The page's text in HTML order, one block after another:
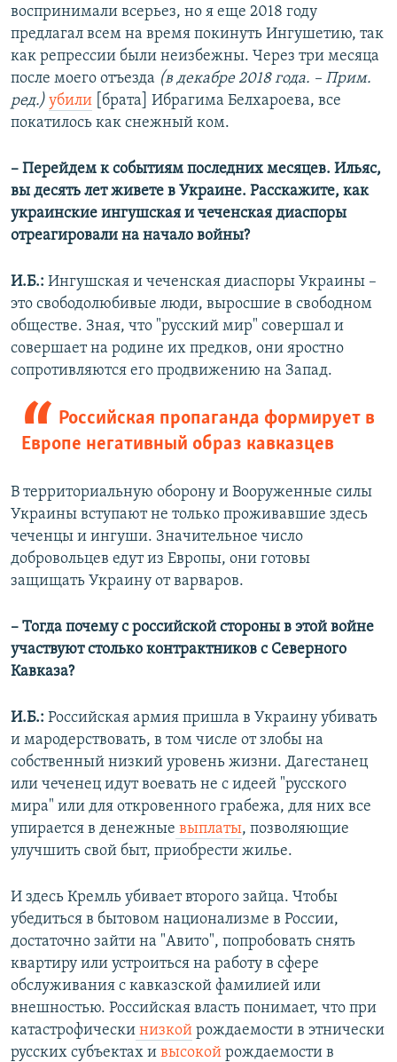
воспринимали всерьез, но я еще 2018 году
предлагал всем на время покинуть Ингушетию, так
как репрессии были неизбежны. Через три месяца
после моего отъезда (в декабре 2018 года. – Прим.
ред.) убили [брата] Ибрагима Белхароева, все
покатилось как снежный ком.
– Перейдем к событиям последних месяцев. Ильяс,
вы десять лет живете в Украине. Расскажите, как
украинские ингушская и чеченская диаспоры
отреагировали на начало войны?
И.Б.: Ингушская и чеченская диаспоры Украины –
это свободолюбивые люди, выросшие в свободном
обществе. Зная, что "русский мир" совершал и
совершает на родине их предков, они яростно
сопротивляются его продвижению на Запад.
Российская пропаганда формирует в
Европе негативный образ кавказцев
В территориальную оборону и Вооруженные силы
Украины вступают не только проживавшие здесь
чеченцы и ингуши. Значительное число
добровольцев едут из Европы, они готовы
защищать Украину от варваров.
– Тогда почему с российской стороны в этой войне
участвуют столько контрактников с Северного
Кавказа?
И.Б.: Российская армия пришла в Украину убивать
и мародерствовать, в том числе от злобы на
собственный низкий уровень жизни. Дагестанец
или чеченец идут воевать не с идеей "русского
мира" или для откровенного грабежа, для них все
упирается в денежные выплаты, позволяющие
улучшить свой быт, приобрести жилье.
И здесь Кремль убивает второго зайца. Чтобы
убедиться в бытовом национализме в России,
достаточно зайти на "Авито", попробовать снять
квартиру или устроиться на работу в сфере
обслуживания с кавказской фамилией или
внешностью. Российская власть понимает, что при
катастрофически низкой рождаемости в этнически
русских субъектах и высокой рождаемости в